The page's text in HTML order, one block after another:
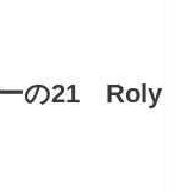
の21 Roly